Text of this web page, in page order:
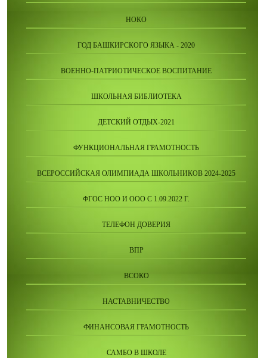
НОКО
ГОД БАШКИРСКОГО ЯЗЫКА - 2020
ВОЕННО-ПАТРИОТИЧЕСКОЕ ВОСПИТАНИЕ
ШКОЛЬНАЯ БИБЛИОТЕКА
ДЕТСКИЙ ОТДЫХ-2021
ФУНКЦИОНАЛЬНАЯ ГРАМОТНОСТЬ
ВСЕРОССИЙСКАЯ ОЛИМПИАДА ШКОЛЬНИКОВ 2024-2025
ФГОС НОО И ООО С 1.09.2022 Г.
ТЕЛЕФОН ДОВЕРИЯ
ВПР
ВСОКО
НАСТАВНИЧЕСТВО
ФИНАНСОВАЯ ГРАМОТНОСТЬ
САМБО В ШКОЛЕ